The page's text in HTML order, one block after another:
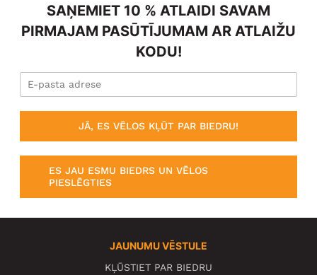
SAŅEMIET 10 % ATLAIDI SAVAM
PIRMAJAM PASŪTĪJUMAM AR ATLAIŽU
KODU!
JĀ, ES VĒLOS KĻŪT PAR BIEDRU!
ES JAU ESMU BIEDRS UN VĒLOS
PIESLĒGTIES
JAUNUMU VĒSTULE
KĻŪSTIET PAR BIEDRU